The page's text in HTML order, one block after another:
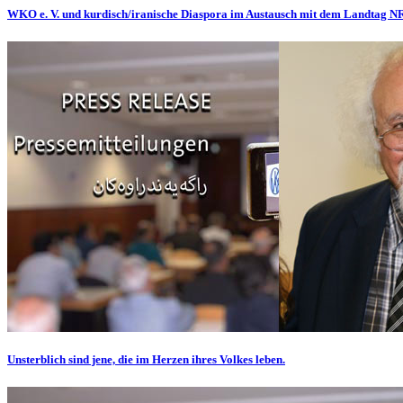
WKO e. V. und kurdisch/iranische Diaspora im Austausch mit dem Landtag
Unsterblich sind jene, die im Herzen ihres Volkes leben.